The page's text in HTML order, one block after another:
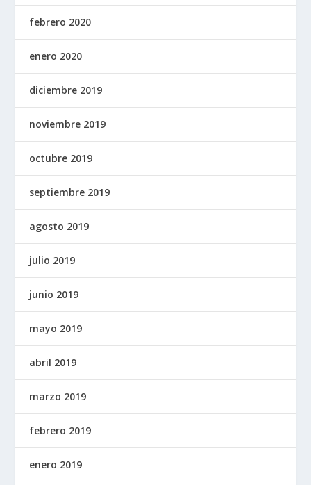
febrero 2020
enero 2020
diciembre 2019
noviembre 2019
octubre 2019
septiembre 2019
agosto 2019
julio 2019
junio 2019
mayo 2019
abril 2019
marzo 2019
febrero 2019
enero 2019